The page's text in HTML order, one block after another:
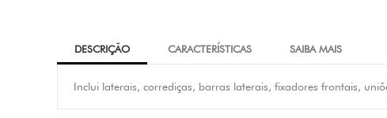
DESCRIÇÃO CARACTERÍSTICAS SAIBA MAIS
Inclui laterais, corrediças, barras laterais, fixadores frontais,